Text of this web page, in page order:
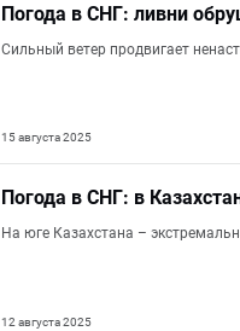
Погода в СНГ: ливни
Сильный ветер продвигает
15 августа 2025
Погода в СНГ: в
На юге Казахстана –
12 августа 2025